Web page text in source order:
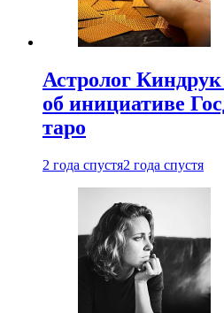
Астролог
об инициативе
таро
2 года спустя2 года спустя